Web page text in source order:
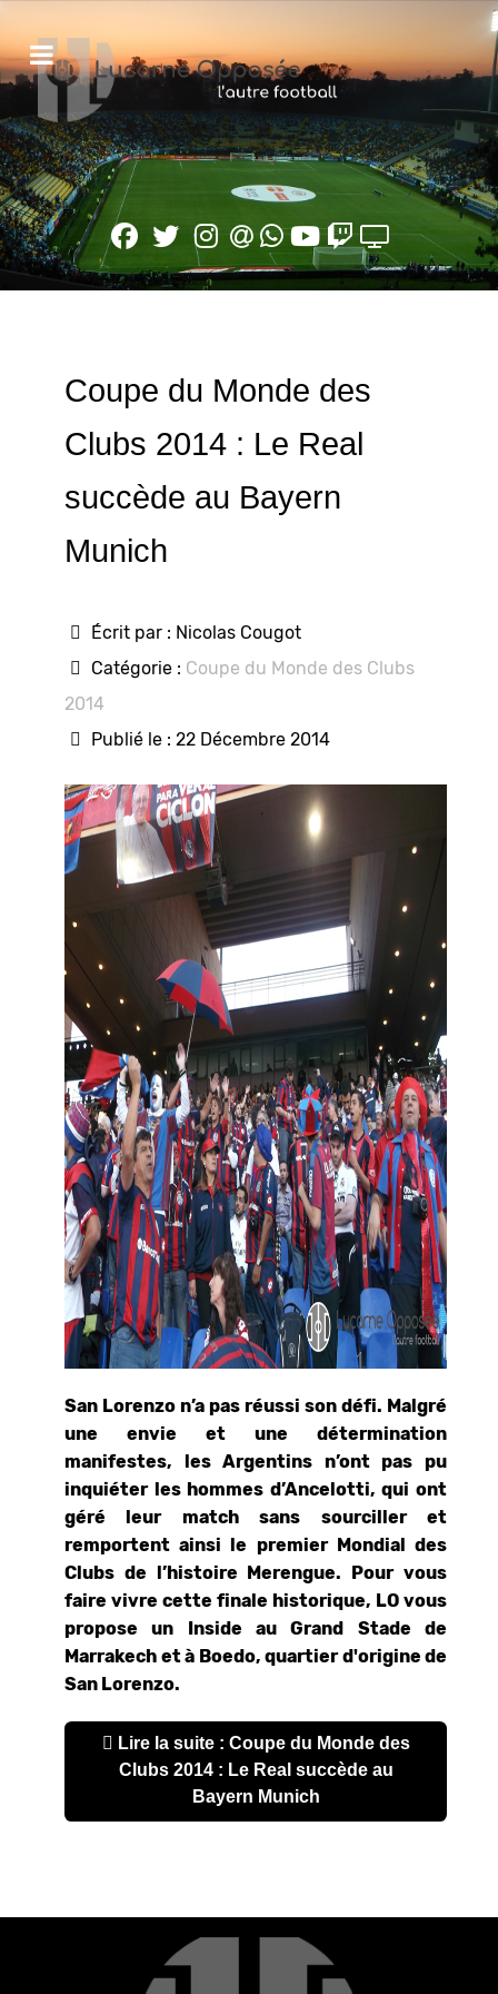
Coupe du Monde des
Clubs 2014 : Le Real
succède au Bayern
Munich
Écrit par : Nicolas Cougot
Catégorie : Coupe du Monde des Clubs
2014
Publié le : 22 Décembre 2014
San Lorenzo n’a pas réussi son défi. Malgré
une envie et une détermination
manifestes, les Argentins n’ont pas pu
inquiéter les hommes d’Ancelotti, qui ont
géré leur match sans sourciller et
remportent ainsi le premier Mondial des
Clubs de l’histoire Merengue. Pour vous
faire vivre cette finale historique, LO vous
propose un Inside au Grand Stade de
Marrakech et à Boedo, quartier d'origine de
San Lorenzo.
Lire la suite : Coupe du Monde des
Clubs 2014 : Le Real succède au
Bayern Munich